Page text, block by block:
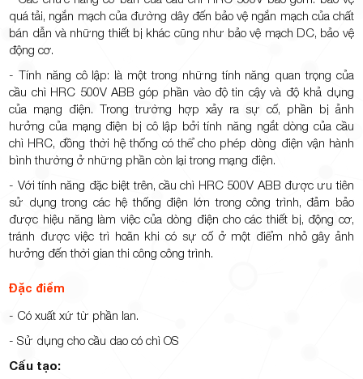
quá tải, ngắn mạch của đường dây đến bảo vệ ngắn mạch của chất
bán dẫn và những thiết bị khác cũng như bảo vệ mạch DC, bảo vệ
động cơ.
- Tính năng cô lập: là một trong những tính năng quan trọng của
cầu chì HRC 500V ABB góp phần vào độ tin cậy và độ khả dụng
của mạng điện. Trong trường hợp xảy ra sự cố, phần bị ảnh
hưởng của mạng điện bị cô lập bởi tính năng ngắt dòng của cầu
chì HRC, đồng thời hệ thống có thể cho phép dòng điện vận hành
bình thường ở những phần còn lại trong mạng điện.
- Với tính năng đặc biệt trên, cầu chì HRC 500V ABB được ưu tiên
sử dụng trong các hệ thống điện lớn trong công trình, đảm bảo
được hiệu năng làm việc của dòng điện cho các thiết bị, động cơ,
tránh được việc trì hoãn khi có sự cố ở một điểm nhỏ gây ảnh
hưởng đến thời gian thi công công trình.
Đặc điểm
- Có xuất xứ từ phần lan.
- Sử dụng cho cầu dao có chì OS
Cấu tạo: